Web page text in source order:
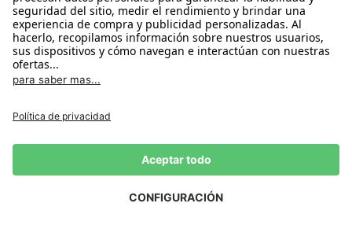
España
Condiciones Compra
Declarar el desistimiento
Aviso Legal
Configuración de cookies